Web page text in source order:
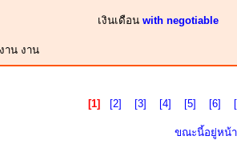
เงินเดือน with negotiable
าน งาน
[1] [2] [3] [4] [5] [6]
ขณะนี้อยู่หน้